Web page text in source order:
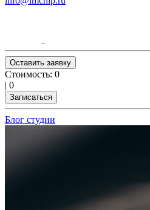
Оставить заявку
Стоимость: 0
| 0
Записаться
Блог студии